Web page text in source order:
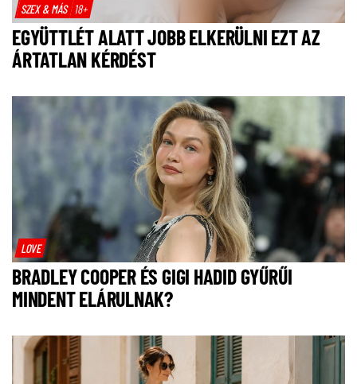
SZEX & MÁS 18+
EGYÜTTLÉT ALATT JOBB ELKERÜLNI EZT AZ
ÁRTATLAN KÉRDÉST
LOVE
BRADLEY COOPER ÉS GIGI HADID GYŰRŰI
MINDENT ELÁRULNAK?